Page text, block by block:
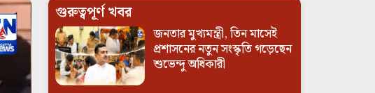
গুরুত্বপূর্ণ খবর
জনতার মুখ্যমন্ত্রী, তিন মাসেই
প্রশাসনের নতুন সংস্কৃতি গড়েছেন
শুভেন্দু অধিকারী